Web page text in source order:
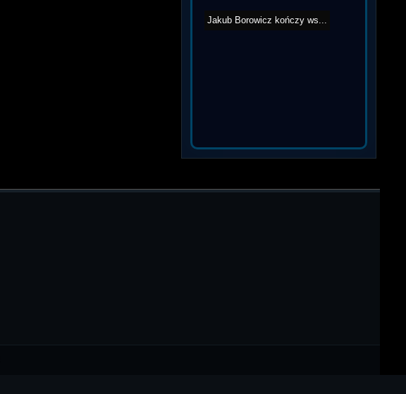
Jakub Borowicz kończy ws...